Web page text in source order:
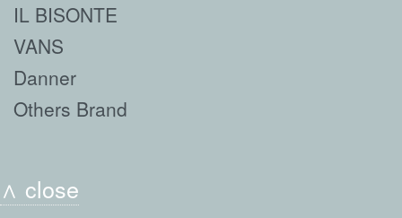
IL BISONTE
VANS
Danner
Others Brand
∧ close